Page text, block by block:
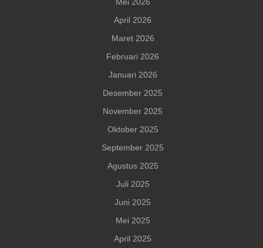
Mei 2026
April 2026
Maret 2026
Februari 2026
Januari 2026
Desember 2025
November 2025
Oktober 2025
September 2025
Agustus 2025
Juli 2025
Juni 2025
Mei 2025
April 2025